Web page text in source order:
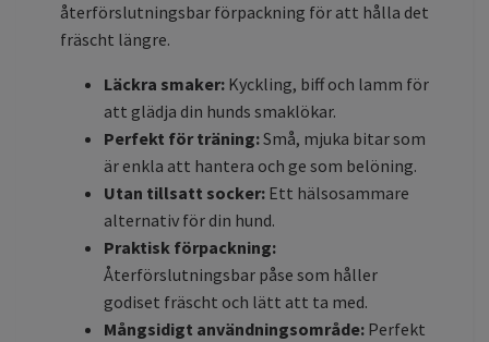
återförslutningsbar förpackning för att hålla det
fräscht längre.
Läckra smaker: Kyckling, biff och lamm för
att glädja din hunds smaklökar.
Perfekt för träning:Små, mjuka bitar som
är enkla att hantera och ge som belöning.
Utan tillsatt socker: Ett hälsosammare
alternativ för din hund.
Praktisk förpackning:
Återförslutningsbar påse som håller
godiset fräscht och lätt att ta med.
Mångsidigt användningsområde: Perfekt